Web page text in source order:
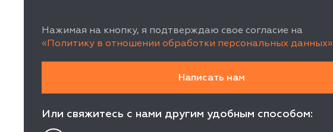
Нажимая на кнопку, я подтверждаю свое согласие на
«Политику в отношении обработки персональных данных»
Или свяжитесь с нами другим удобным способом: